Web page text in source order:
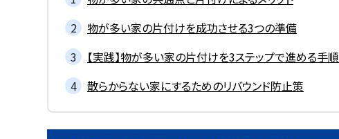
物が多い家の片付けを成功させる3つの準備
【実践】物が多い家の片付けを3ステップで進める手順
散らからない家にするためのリバウンド防止策